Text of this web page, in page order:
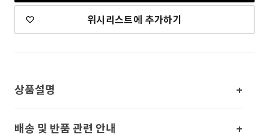
위시리스트에 추가하기
상품설명
배송 및 반품 관련 안내